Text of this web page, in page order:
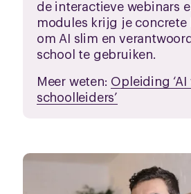
de interactieve webinars
modules krijg je concrete
om AI slim en
school te gebruiken.
Meer weten: Opleiding
schoolleiders’